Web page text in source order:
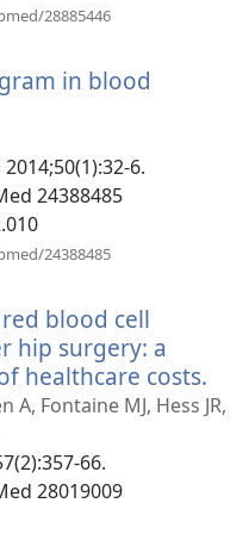
28885446
окне)
in blood
6.
24388485
24388485
окне)
blood cell
hip surgery: a
healthcare costs.
в
A, Fontaine MJ, Hess JR,
66.
28019009